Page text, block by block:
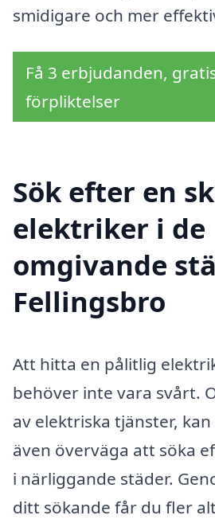
smidigare och mer
Få 3 erbjudanden,
förpliktelser
Sök efter en
elektriker i de
omgivande
Fellingsbro
Att hitta en pålitlig
behöver inte vara svårt.
av elektriska tjänster,
även överväga att söka
i närliggande städer.
ditt sökande får du fler